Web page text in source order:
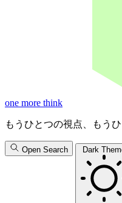
one more think
もうひとつの視点、もう
Open Search Dark